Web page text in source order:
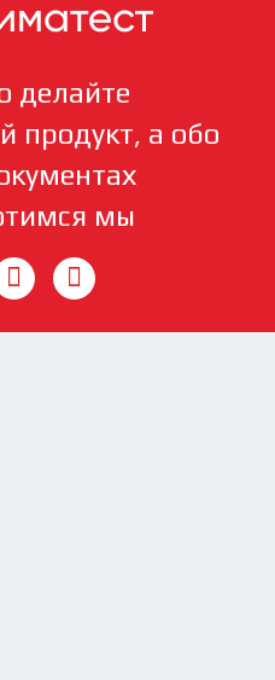
делайте
продукт, а обо
мы